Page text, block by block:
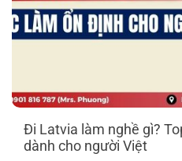
Đi Latvia làm nghề gì?
dành cho người Việt